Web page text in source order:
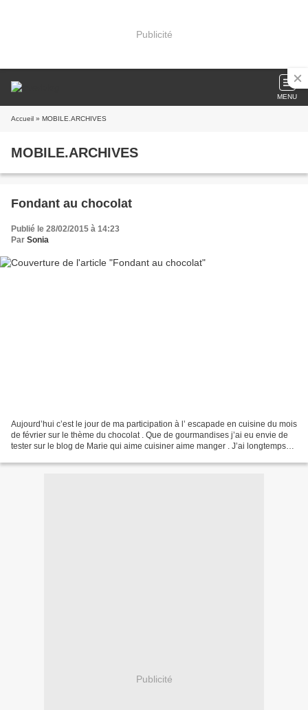
Publicité
MENU
Accueil » MOBILE.ARCHIVES
MOBILE.ARCHIVES
Fondant au chocolat
Publié le 28/02/2015 à 14:23
Par Sonia
Aujourd’hui c’est le jour de ma participation à l’ escapade en cuisine du mois
de février sur le thème du chocolat . Que de gourmandises j’ai eu envie de
tester sur le blog de Marie qui aime cuisiner aime manger . J’ai longtemps
Publicité